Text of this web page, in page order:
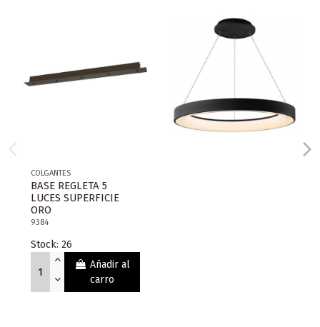
COLGANTES
BASE REGLETA 5
LUCES SUPERFICIE
ORO
9384
Stock: 26
Añadir al
carro